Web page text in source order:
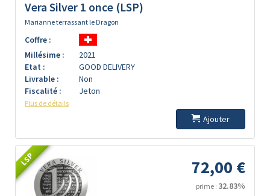
Vera Silver 1 once (LSP)
Marianne terrassant le Dragon
Coffre :
Millésime :
2021
Etat :
GOOD DELIVERY
Livrable :
Non
Fiscalité :
Jeton
Plus de détails
Ajouter
LSP 72,00 €
prime : 32.83%